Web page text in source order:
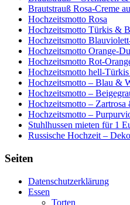
Brautstrauß Rosa-Creme
Hochzeitsmotto Rosa
Hochzeitsmotto Türkis &
Hochzeitsmotto
Hochzeitsmotto Orange-
Hochzeitsmotto Rot-
Hochzeitsmotto hell-
Hochzeitsmotto – Blau &
Hochzeitsmotto –
Hochzeitsmotto –
Hochzeitsmotto –
Stuhlhussen mieten für 1
Russische Hochzeit –
Seiten
Datenschutzerklärung
Essen
Torten